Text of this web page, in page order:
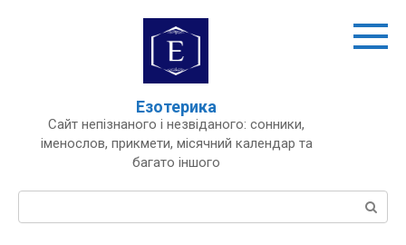
Езотерика
Сайт непізнаного і незвіданого: сонники,
іменослов, прикмети, місячний календар та
багато іншого
Пошук: